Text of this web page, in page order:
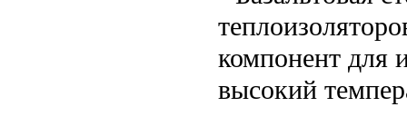
компонент для
высокий